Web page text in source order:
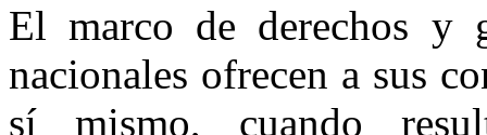
El marco de derechos y
nacionales ofrecen a sus
sí mismo, cuando